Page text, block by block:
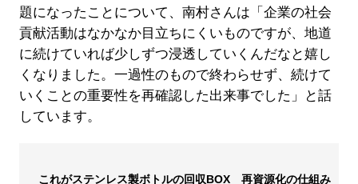
題になったことについて、南村さんは「企業の社会
貢献活動はなかなか目立ちにくいものですが、地道
に続けていれば少しずつ浸透していくんだなと嬉し
くなりました。一過性のもので終わらせず、続けて
いくことの重要性を再確認した出来事でした」と話
しています。
これがステンレス製ボトルの回収BOX 再資源化の仕組み